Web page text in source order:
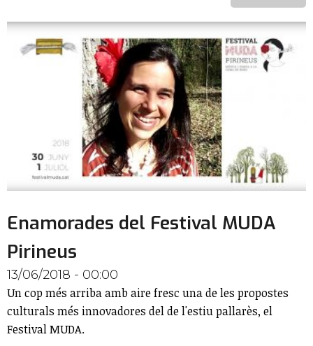
Enamorades del Festival MUDA
Pirineus
13/06/2018 - 00:00
Un cop més arriba amb aire fresc una de les propostes
culturals més innovadores del de l'estiu pallarès, el
Festival MUDA.